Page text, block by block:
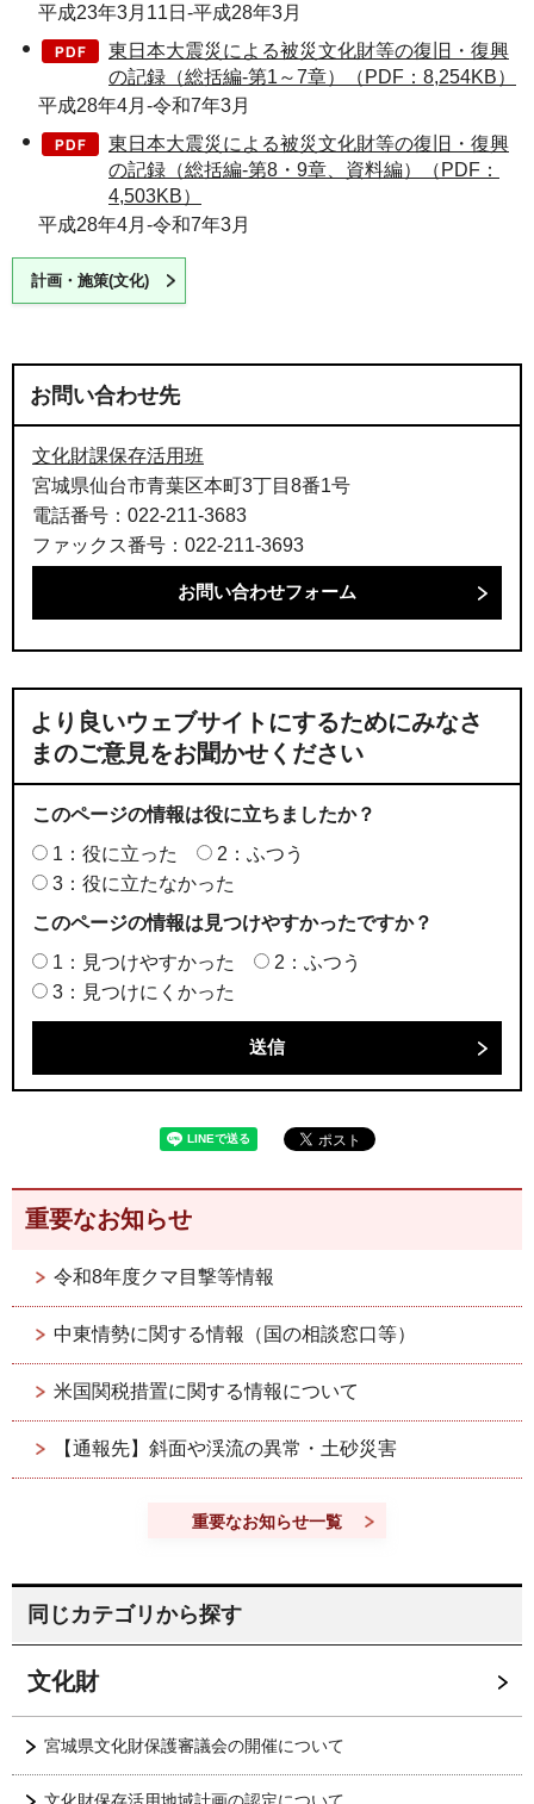
平成23年3月11日-平成28年3月
東日本大震災による被災文化財等の復旧・復興
の記録（総括編-第1～7章）（PDF：8,254KB）
平成28年4月-令和7年3月
東日本大震災による被災文化財等の復旧・復興
の記録（総括編-第8・9章、資料編）（PDF：
4,503KB）
平成28年4月-令和7年3月
計画・施策(文化)
お問い合わせ先
文化財課保存活用班
宮城県仙台市青葉区本町3丁目8番1号
電話番号：022-211-3683
ファックス番号：022-211-3693
より良いウェブサイトにするためにみなさ
まのご意見をお聞かせください
このページの情報は役に立ちましたか？
1：役に立った
2：ふつう
3：役に立たなかった
このページの情報は見つけやすかったですか？
1：見つけやすかった
2：ふつう
3：見つけにくかった
重要なお知らせ
令和8年度クマ目撃等情報
中東情勢に関する情報（国の相談窓口等）
米国関税措置に関する情報について
【通報先】斜面や渓流の異常・土砂災害
重要なお知らせ一覧
同じカテゴリから探す
文化財
宮城県文化財保護審議会の開催について